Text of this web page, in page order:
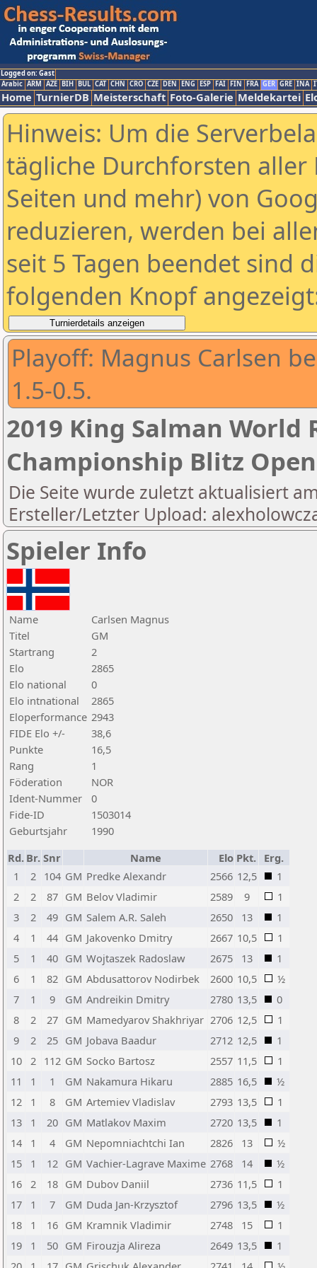
Logged on: Gast
Arabic ARM AZE BIH BUL CAT CHN CRO CZE DEN ENG ESP FAI FIN FRA GER GRE INA
Home TurnierDB Meisterschaft Foto-Galerie Meldekartei
Hinweis: Um die
tägliche Durchforsten aller
Seiten und mehr) von
reduzieren, werden bei
seit 5 Tagen beendet sind
folgenden Knopf
Playoff: Magnus Carlsen
1.5-0.5.
2019 King Salman World
Championship Blitz Open
Die Seite wurde zuletzt aktualisiert
Ersteller/Letzter Upload:
Spieler Info
Name
Carlsen Magnus
Titel
GM
Startrang
2
Elo
2865
Elo national
0
Elo intnational
2865
Eloperformance 2943
FIDE Elo +/-
38,6
Punkte
16,5
Rang
1
Föderation
NOR
Ident-Nummer
0
Fide-ID
1503014
Geburtsjahr
1990
Rd. Br. Snr Name Elo Pkt. Erg.
1
2 104 GM Predke Alexandr 2566 12,5
1
2
2 87 GM Belov Vladimir 2589 9
1
3
2 49 GM Salem A.R. Saleh 2650 13
1
4
1 44 GM Jakovenko Dmitry 2667 10,5
1
5
1 40 GM Wojtaszek Radoslaw 2675 13
1
6
1 82 GM Abdusattorov Nodirbek 2600 10,5
½
7
1 9 GM Andreikin Dmitry 2780 13,5
0
8
2 27 GM Mamedyarov Shakhriyar 2706 12,5
1
9
2 25 GM Jobava Baadur 2712 12,5
1
10
2 112 GM Socko Bartosz 2557 11,5
1
11
1 1 GM Nakamura Hikaru 2885 16,5
½
12
1 8 GM Artemiev Vladislav 2793 13,5
1
13
1 20 GM Matlakov Maxim 2720 13,5
1
14
1 4 GM Nepomniachtchi Ian 2826 13
½
15
1 12 GM Vachier-Lagrave Maxime 2768 14
½
16
2 18 GM Dubov Daniil 2736 11,5
1
17
1 7 GM Duda Jan-Krzysztof 2796 13,5
½
18
1 16 GM Kramnik Vladimir 2748 15
1
19
1 50 GM Firouzja Alireza 2649 13,5
1